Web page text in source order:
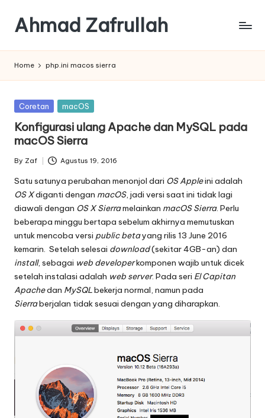
Skip
content
Ahmad Zafrullah
Learn
better
than
Learn
how
Work
Home php.ini macos sierra
Posted
Coretan macOS
Konfigurasi ulang Apache dan MySQL pada
macOS Sierra
Posted
by
By Zaf Agustus 19, 2016
Satu satunya perubahan menonjol dari OS Appleini adalah
OS Xdiganti dengan macOS, jadi versi saat ini tidak lagi
diawali dengan OS X Sierramelainkan macOS Sierra. Perlu
beberapa minggu bertapa sebelum akhirnya memutuskan
untuk mencoba versi public betayang rilis 13 June 2016
kemarin. Setelah selesai download(sekitar 4GB-an) dan
install, sebagai web developerkomponen wajib untuk dicek
setelah instalasi adalah web server. Pada seri El Capitan
Apachedan MySQLbekerja normal, namun pada
Sierraberjalan tidak sesuai dengan yang diharapkan.